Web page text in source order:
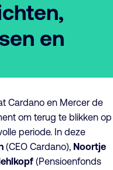
en
Cardano en Mercer de
om terug te blikken op
periode. In deze
(CEO Cardano), Noortje
(Pensioenfonds